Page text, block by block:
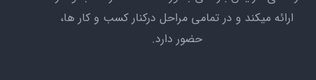
ارائه میکند و در تمامی مراحل درکنار کسب و کار ها،
حضور دارد.